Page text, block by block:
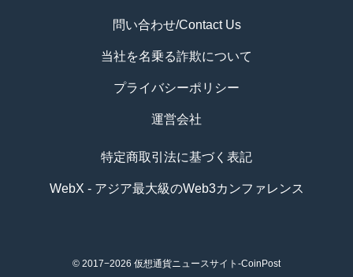
問い合わせ/Contact Us
当社を名乗る詐欺について
プライバシーポリシー
運営会社
特定商取引法に基づく表記
WebX - アジア最大級のWeb3カンファレンス
© 2017−2026 仮想通貨ニュースサイト-CoinPost